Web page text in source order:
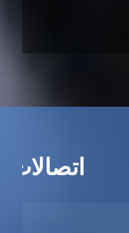
اتصالات